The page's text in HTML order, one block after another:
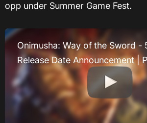
opp under Summer Game Fest.
Onimusha: Way of the Sword -
Release Date Announcement |